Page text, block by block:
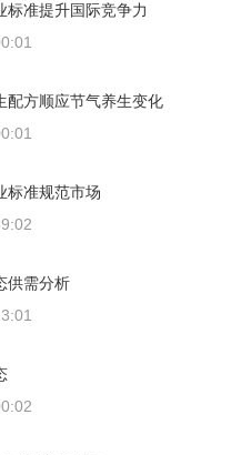
标准提升国际竞争力
配方顺应节气养生变化
标准规范市场
供需分析